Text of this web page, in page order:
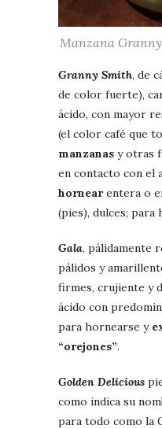
Manzana
Granny Smith, de
de color fuerte),
ácido, con mayor
(el color café que
manzanas y otras
en contacto con el
hornearentera o
(pies), dulces; para
Gala, pálidamente
pálidos y
firmes, crujiente y
ácido con
para hornearse y
“orejones”.
Golden Delicious
como indica su
para todo como la